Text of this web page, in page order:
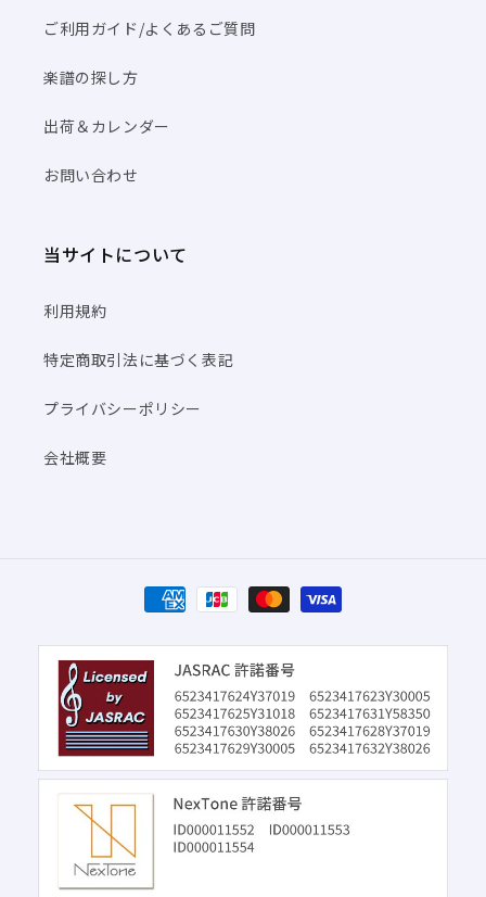
ご利用ガイド/よくあるご質問
楽譜の探し方
出荷＆カレンダー
お問い合わせ
当サイトについて
利用規約
特定商取引法に基づく表記
プライバシーポリシー
会社概要
決
済
方
法